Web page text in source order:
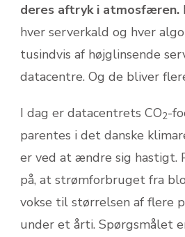
deres aftryk i atmosfæren.
hver serverkald og hver
tusindvis af højglinsende
datacentre. Og de bliver
I dag er datacentrets CO2-
parentes i det danske
er ved at ændre sig hastigt.
på, at strømforbruget fra
vokse til størrelsen af flere
under et årti. Spørgsmålet